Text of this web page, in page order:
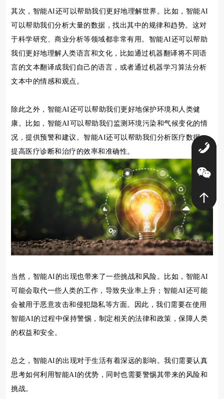
其次，智能AI还可以帮助我们更好地理解世界。比如，智能AI
可以帮助我们分析大量的数据，找出其中的规律和趋势。这对
于科学研究、商业分析等领域都非常有用。智能AI还可以帮助
我们更好地理解人类语言和文化，比如通过机器翻译将不同语
言的文本翻译成我们自己的语言，或者通过机器学习算法分析
文本中的情感和观点。
除此之外，智能AI还可以帮助我们更好地保护环境和人类健
康。比如，智能AI可以帮助我们监测环境污染和气候变化的情
况，提供预警和建议。智能AI还可以帮助我们分析医疗数据，
提高医疗诊断和治疗的效率和准确性。
当然，智能AI的出现也带来了一些挑战和风险。比如，智能AI
可能会取代一些人类的工作，导致失业率上升；智能AI还可能
会被用于恶意攻击和侵犯隐私等方面。因此，我们需要在使用
智能AI的过程中保持警惕，制定相关的法律和政策，保障人类
的权益和安全。
总之，智能AI的出现对于生活有着深远的影响。我们需要认真
思考如何利用智能AI的优势，同时也需要警惕其带来的风险和
挑战。